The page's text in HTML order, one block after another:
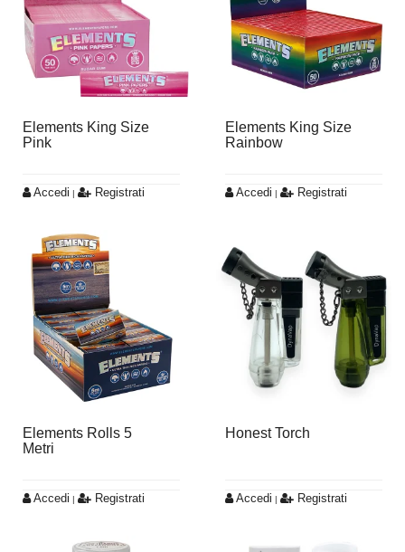
Elements King Size
Pink
Accedi | Registrati
Elements King Size
Rainbow
Accedi | Registrati
Elements Rolls 5
Metri
Accedi | Registrati
Honest Torch
Accedi | Registrati